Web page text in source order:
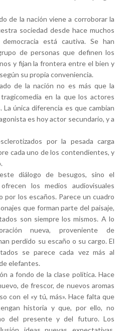
de la nación viene a corroborar la
sociedad desde hace muchos
está cautiva. Se han
de personas que definen los
y fijan la frontera entre el bien y
su propia conveniencia.
de la nación no es más que la
en la que los actores
La única diferencia es que cambian
es hoy actor secundario, y a
por la pesada carga
cada uno de los contendientes, y
diálogo de besugos, sino el
los medios audiovisuales
por los escaños. Parece un cuadro
que forman parte del paisaje,
son siempre los mismos. A lo
nueva, proveniente de
perdido su escaño o su cargo. El
se parece cada vez más al
elefantes.
a fondo de la clase política. Hace
de frescor, de nuevos aromas
con el «y tú, más». Hace falta que
historia y que, por ello, no
del presente y del futuro. Los